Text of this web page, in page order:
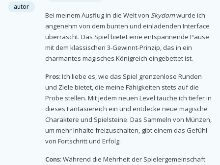
autor
Bei meinem Ausflug in die Welt von Skydomwurde ich
angenehm von dem bunten und einladenden Interface
überrascht. Das Spiel bietet eine entspannende Pause
mit dem klassischen 3-Gewinnt-Prinzip, das in ein
charmantes magisches Königreich eingebettet ist.
Pros:Ich liebe es, wie das Spiel grenzenlose Runden
und Ziele bietet, die meine Fähigkeiten stets auf die
Probe stellen. Mit jedem neuen Level tauche ich tiefer in
dieses Fantasiereich ein und entdecke neue magische
Charaktere und Spielsteine. Das Sammeln von Münzen,
um mehr Inhalte freizuschalten, gibt einem das Gefühl
von Fortschritt und Erfolg.
Cons:Während die Mehrheit der Spielergemeinschaft